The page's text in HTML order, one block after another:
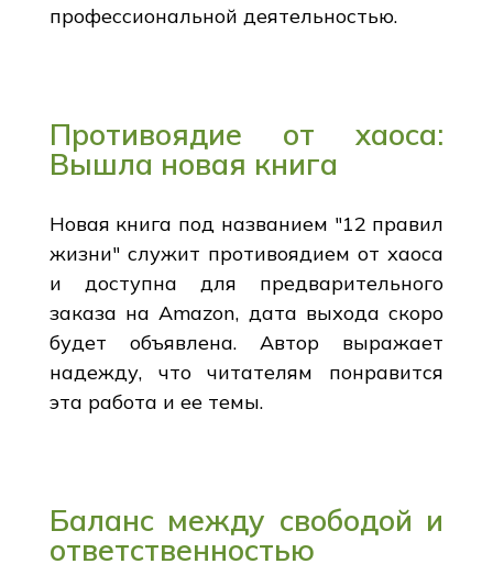
профессиональной деятельностью.
Противоядие от хаоса:
Вышла новая книга
Новая книга под названием "12 правил
жизни" служит противоядием от хаоса
и доступна для предварительного
заказа на Amazon, дата выхода скоро
будет объявлена. Автор выражает
надежду, что читателям понравится
эта работа и ее темы.
Баланс между свободой и
ответственностью